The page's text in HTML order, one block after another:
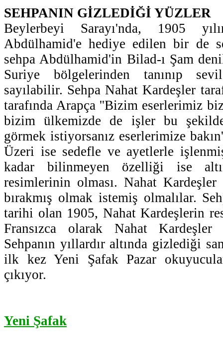
SEHPANIN GİZLEDİĞİ YÜZLER
Beylerbeyi Sarayı'nda, 1905
Abdülhamid'e hediye edilen bir de
sehpa Abdülhamid'in Bilad-ı Şam
Suriye bölgelerinden tanınıp
sayılabilir. Sehpa Nahat Kardeşler
tarafında Arapça ''Bizim eserlerimiz
bizim ülkemizde de işler bu
görmek istiyorsanız eserlerimize
Üzeri ise sedefle ve ayetlerle
kadar bilinmeyen özelliği ise
resimlerinin olması. Nahat
bırakmış olmak istemiş olmalılar.
tarihi olan 1905, Nahat Kardeşlerin
Fransızca olarak Nahat
Sehpanın yıllardır altında gizlediği
ilk kez Yeni Şafak Pazar
çıkıyor.
Yeni Şafak